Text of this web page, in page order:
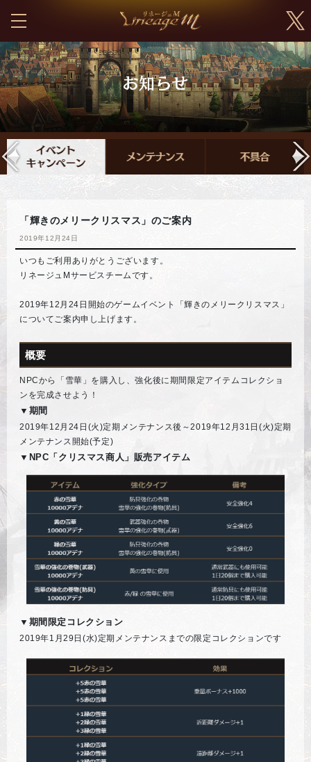
「輝きのメリークリスマス」のご案内
2019年12月24日
いつもご利用ありがとうございます。
リネージュMサービスチームです。
2019年12月24日開始のゲームイベント「輝きのメリークリスマス」
についてご案内申し上げます。
概要
NPCから「雪華」を購入し、強化後に期間限定アイテムコレクショ
ンを完成させよう！
▼期間
2019年12月24日(火)定期メンテナンス後～2019年12月31日(火)定期
メンテナンス開始(予定)
▼NPC「クリスマス商人」販売アイテム
▼期間限定コレクション
2019年1月29日(水)定期メンテナンスまでの限定コレクションです